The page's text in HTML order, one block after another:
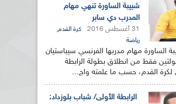
شبيبة الساورة تنهي مهام
المدرب دي سابر
31 أغسطس 2016 كرة القدم,
رياضة
الساورة مهام مدربها الفرنسي سيباستيان
فقط من انطلاق بطولة الرابطة
لكرة القدم، حسب ما علمته واج...
الرابطة الأولى/ شباب بلوزداد: